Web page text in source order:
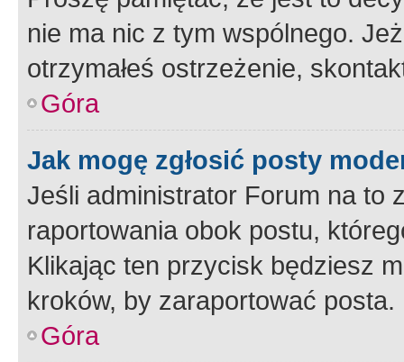
nie ma nic z tym wspólnego.
otrzymałeś ostrzeżenie,
Góra
Jak mogę zgłosić posty
Jeśli administrator Forum na to
raportowania obok postu,
Klikając ten przycisk będziesz
kroków, by zaraportować posta.
Góra